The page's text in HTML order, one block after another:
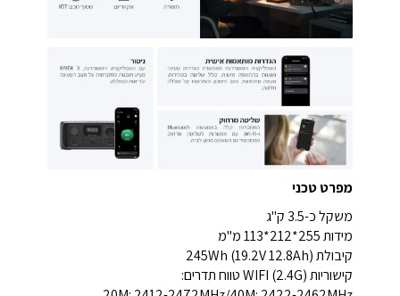
מפרט טכני
משקל כ-3.5 ק"ג
מידות 255*212*113 מ"מ
קיבולת 245Wh (19.2V 12.8Ah)
קישוריות WIFI (2.4G) טווח תדרים: